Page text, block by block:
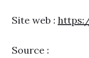
Site web :
Source :